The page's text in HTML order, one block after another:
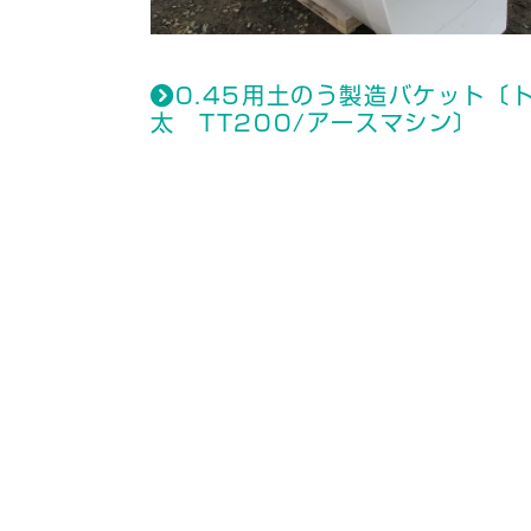
0.45用土のう製造バケット〔
太 TT200/アースマシン〕